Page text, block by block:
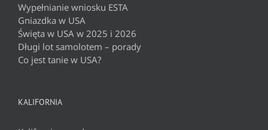
Wypełnianie wniosku ESTA
Gniazdka w USA
Święta w USA w 2025 i 2026
Długi lot samolotem – porady
Co jest tanie w USA?
KALIFORNIA